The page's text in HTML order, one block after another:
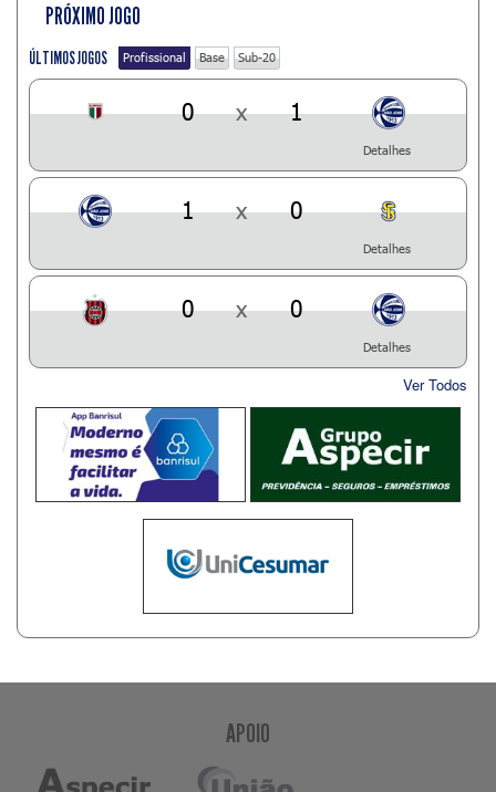
PRÓXIMO JOGO
ÚLTIMOS JOGOS Profissional Base Sub-20
0 x 1
Detalhes
1 x 0
Detalhes
0 x 0
Detalhes
Ver Todos
APOIO